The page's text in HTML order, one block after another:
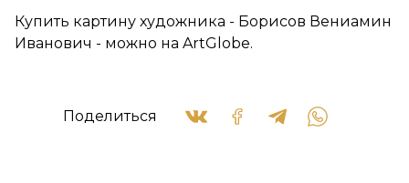
Купить картину художника - Борисов Вениамин
Иванович - можно на ArtGlobe.
Поделиться